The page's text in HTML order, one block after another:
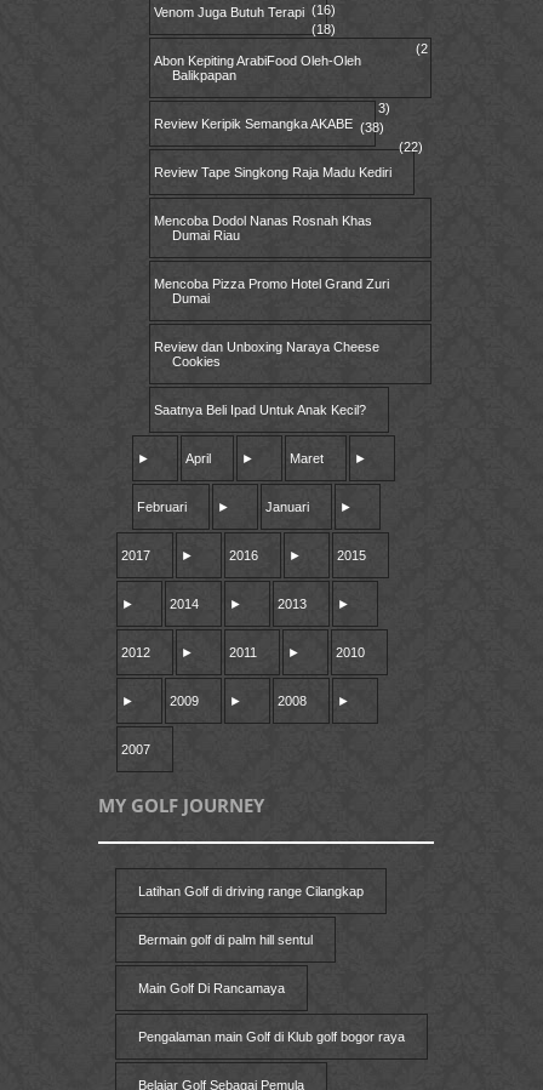
Venom Juga Butuh Terapi
Abon Kepiting ArabiFood Oleh-Oleh
Balikpapan
Review Keripik Semangka AKABE
Review Tape Singkong Raja Madu Kediri
Mencoba Dodol Nanas Rosnah Khas
Dumai Riau
Mencoba Pizza Promo Hotel Grand Zuri
Dumai
Review dan Unboxing Naraya Cheese
Cookies
Saatnya Beli Ipad Untuk Anak Kecil?
► April ► Maret ►
Februari ► Januari ►
2017 ► 2016 ► 2015
► 2014 ► 2013 ►
2012 ► 2011
(16)
► 2010
(18)
► 2009
(2
3)
► 2008
(38)
►
2007
(22)
MY GOLF JOURNEY
Latihan Golf di driving range Cilangkap
Bermain golf di palm hill sentul
Main Golf Di Rancamaya
Pengalaman main Golf di Klub golf bogor raya
Belajar Golf Sebagai Pemula